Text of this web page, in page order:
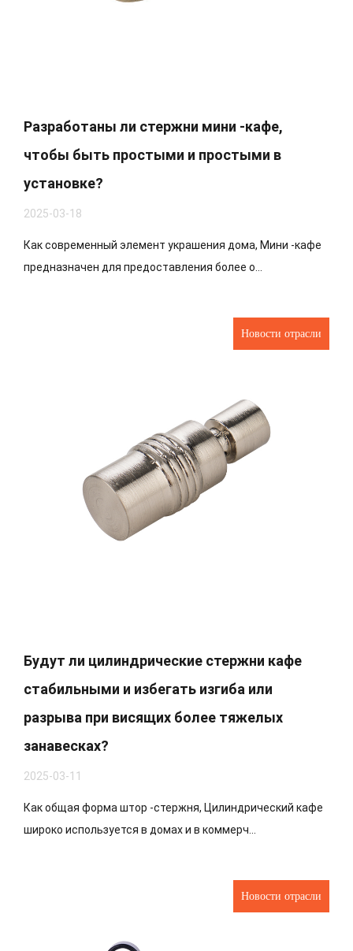
Разработаны ли стержни мини -кафе,
чтобы быть простыми и простыми в
установке?
2025-03-18
Как современный элемент украшения дома, Мини -кафе
предназначен для предоставления более о...
Новости отрасли
Будут ли цилиндрические стержни кафе
стабильными и избегать изгиба или
разрыва при висящих более тяжелых
занавесках?
2025-03-11
Как общая форма штор -стержня, Цилиндрический кафе
широко используется в домах и в коммерч...
Новости отрасли